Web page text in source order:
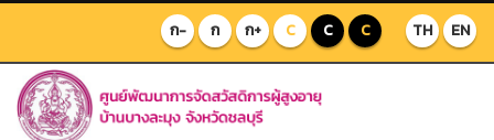
TH EN
ก- ก ก+ C C C